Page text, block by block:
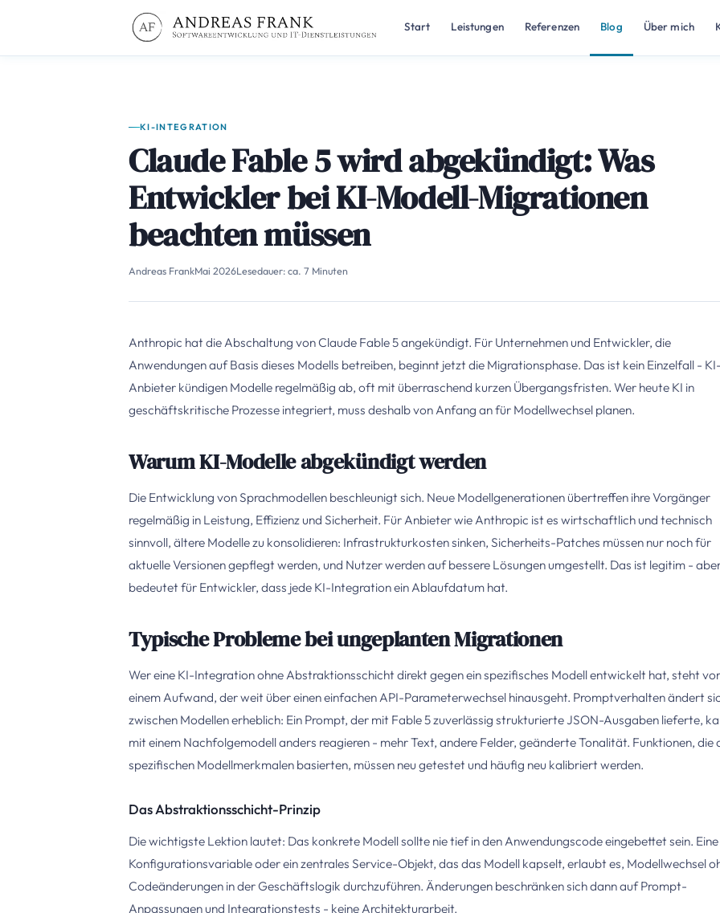
Start Leistungen Referenzen Blog Über mich
KI-INTEGRATION
Claude Fable 5 wird abgekündigt: Was
Entwickler bei KI-Modell-Migrationen
beachten müssen
Andreas FrankMai 2026Lesedauer: ca. 7 Minuten
Anthropic hat die Abschaltung von Claude Fable 5 angekündigt. Für Unternehmen und Entwickler, die
Anwendungen auf Basis dieses Modells betreiben, beginnt jetzt die Migrationsphase. Das ist kein Einzelfall - KI-
Anbieter kündigen Modelle regelmäßig ab, oft mit überraschend kurzen Übergangsfristen. Wer heute KI in
geschäftskritische Prozesse integriert, muss deshalb von Anfang an für Modellwechsel planen.
Warum KI-Modelle abgekündigt werden
Die Entwicklung von Sprachmodellen beschleunigt sich. Neue Modellgenerationen übertreffen ihre Vorgänger
regelmäßig in Leistung, Effizienz und Sicherheit. Für Anbieter wie Anthropic ist es wirtschaftlich und technisch
sinnvoll, ältere Modelle zu konsolidieren: Infrastrukturkosten sinken, Sicherheits-Patches müssen nur noch für
aktuelle Versionen gepflegt werden, und Nutzer werden auf bessere Lösungen umgestellt. Das ist legitim -
bedeutet für Entwickler, dass jede KI-Integration ein Ablaufdatum hat.
Typische Probleme bei ungeplanten Migrationen
Wer eine KI-Integration ohne Abstraktionsschicht direkt gegen ein spezifisches Modell entwickelt hat, steht vor
einem Aufwand, der weit über einen einfachen API-Parameterwechsel hinausgeht. Promptverhalten ändert
zwischen Modellen erheblich: Ein Prompt, der mit Fable 5 zuverlässig strukturierte JSON-Ausgaben lieferte,
mit einem Nachfolgemodell anders reagieren - mehr Text, andere Felder, geänderte Tonalität. Funktionen, die
spezifischen Modellmerkmalen basierten, müssen neu getestet und häufig neu kalibriert werden.
Das Abstraktionsschicht-Prinzip
Die wichtigste Lektion lautet: Das konkrete Modell sollte nie tief in den Anwendungscode eingebettet sein. Eine
Konfigurationsvariable oder ein zentrales Service-Objekt, das das Modell kapselt, erlaubt es, Modellwechsel
Codeänderungen in der Geschäftslogik durchzuführen. Änderungen beschränken sich dann auf Prompt-
Anpassungen und Integrationstests - keine Architekturarbeit.